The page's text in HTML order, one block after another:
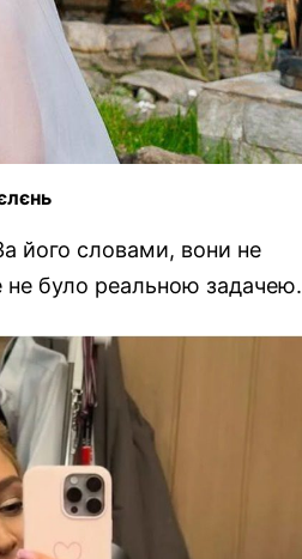
його словами, вони не
не було реальною задачею.